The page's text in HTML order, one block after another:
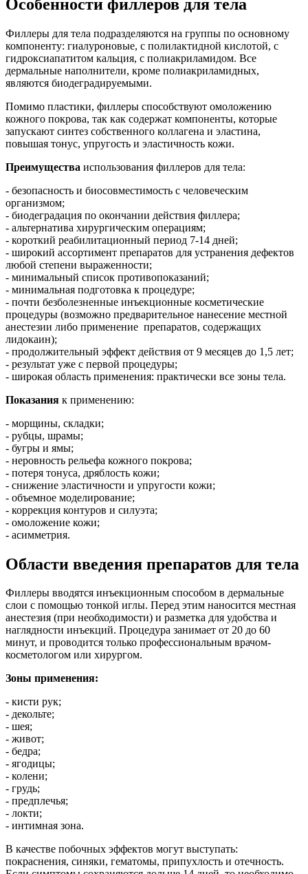
Особенности филлеров для тела
Филлеры для тела подразделяются на группы по основному
компоненту: гиалуроновые, с полилактидной кислотой, с
гидроксиапатитом кальция, с полиакриламидом. Все
дермальные наполнители, кроме полиакриламидных,
являются биодеградируемыми.
Помимо пластики, филлеры способствуют омоложению
кожного покрова, так как содержат компоненты, которые
запускают синтез собственного коллагена и эластина,
повышая тонус, упругость и эластичность кожи.
Преимущества использования филлеров для тела:
- безопасность и биосовместимость с человеческим
организмом;
- биодеградация по окончании действия филлера;
- альтернатива хирургическим операциям;
- короткий реабилитационный период 7-14 дней;
- широкий ассортимент препаратов для устранения дефектов
любой степени выраженности;
- минимальный список противопоказаний;
- минимальная подготовка к процедуре;
- почти безболезненные инъекционные косметические
процедуры (возможно предварительное нанесение местной
анестезии либо применение препаратов, содержащих
лидокаин);
- продолжительный эффект действия от 9 месяцев до 1,5 лет;
- результат уже с первой процедуры;
- широкая область применения: практически все зоны тела.
Показания к применению:
- морщины, складки;
- рубцы, шрамы;
- бугры и ямы;
- неровность рельефа кожного покрова;
- потеря тонуса, дряблость кожи;
- снижение эластичности и упругости кожи;
- объемное моделирование;
- коррекция контуров и силуэта;
- омоложение кожи;
- асимметрия.
Области введения препаратов для тела
Филлеры вводятся инъекционным способом в дермальные
слои с помощью тонкой иглы. Перед этим наносится местная
анестезия (при необходимости) и разметка для удобства и
наглядности инъекций. Процедура занимает от 20 до 60
минут, и проводится только профессиональным врачом-
косметологом или хирургом.
Зоны применения:
- кисти рук;
- декольте;
- шея;
- живот;
- бедра;
- ягодицы;
- колени;
- грудь;
- предплечья;
- локти;
- интимная зона.
В качестве побочных эффектов могут выступать:
покраснения, синяки, гематомы, припухлость и отечность.